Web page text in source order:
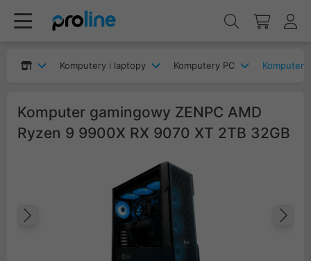
Komputery i laptopy Komputery PC
Komputer gamingowy ZENPC AMD
Ryzen 9 9900X RX 9070 XT 2TB 32GB
Poprzedni